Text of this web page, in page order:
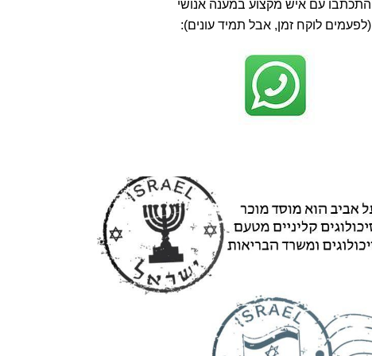
התכתבו עם איש מקצוע במענה אנושי
(לפעמים לוקח זמן, אבל תמיד עונים):